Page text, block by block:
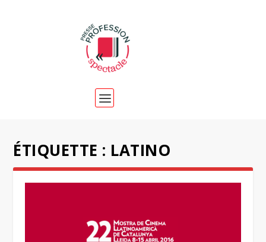
ÉTIQUETTE : LATINO